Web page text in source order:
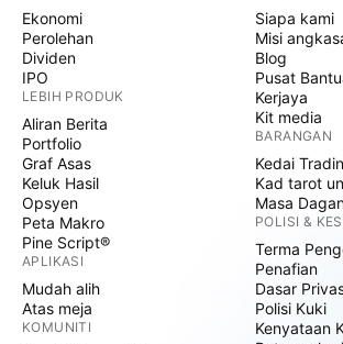
Ekonomi
Perolehan
Dividen
IPO
LEBIH PRODUK
Aliran Berita
Portfolio
Graf Asas
Keluk Hasil
Opsyen
Peta Makro
Pine Script®
APLIKASI
Mudah alih
Atas meja
KOMUNITI
Siapa kami
Misi
Blog
Pusat
Kerjaya
Kit media
BARANGAN
Kedai
Kad tarot
Masa
POLISI &
Terma
Penafian
Dasar
Polisi Kuki
Kenyataan